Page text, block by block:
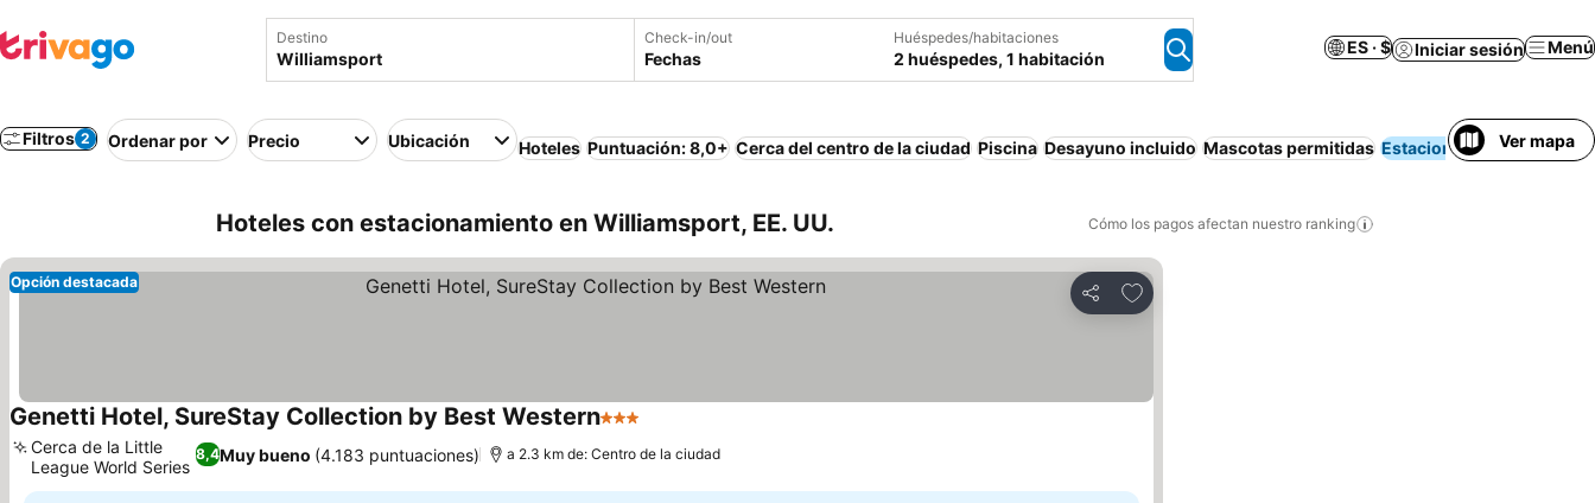
Destino Check-in/out
Fechas
Huéspedes/habitaciones
2 huéspedes, 1 habitación
ES · $ Iniciar sesión Menú
Filtros 2 Ordenar por Precio Ubicación Hoteles Puntuación: 8,0+ Cerca del centro de la ciudad Piscina Desayuno incluido Mascotas permitidas EstacionamientoVer mapa
Hoteles con estacionamiento en Williamsport, EE. UU. Cómo los pagos afectan nuestro ranking
Compartir
Agregar a favoritos
Opción destacada
Genetti Hotel, SureStay Collection by Best Western3 Estrellas
8,4Muy bueno (4.183 puntuaciones)
Cerca de la Little
League World Series
a 2.3 km de: Centro de la ciudad